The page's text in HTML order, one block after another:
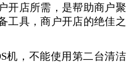
开店所需，是帮助商户聚
工具，商户开店的绝佳之
机，不能使用第二台清洁